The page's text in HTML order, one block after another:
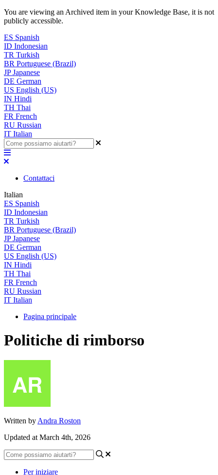
You are viewing an Archived item in your Knowledge Base, it is not
publicly accessible.
ES Spanish
ID Indonesian
TR Turkish
BR Portuguese (Brazil)
JP Japanese
DE German
US English (US)
IN Hindi
TH Thai
FR French
RU Russian
IT Italian
Contattaci
Italian
ES Spanish
ID Indonesian
TR Turkish
BR Portuguese (Brazil)
JP Japanese
DE German
US English (US)
IN Hindi
TH Thai
FR French
RU Russian
IT Italian
Pagina principale
Politiche di rimborso
Written by Andra Roston
Updated at March 4th, 2026
Per iniziare